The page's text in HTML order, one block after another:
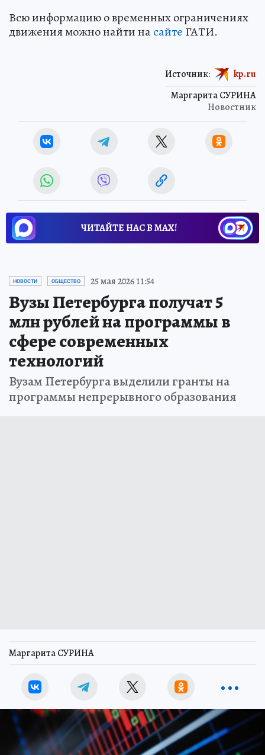
Всю информацию о временных ограничениях
движения можно найти насайте ГАТИ.
Маргарита СУРИНА
Новостник
Источник: kp.ru
ЧИТАЙТЕ НАС В МАХ!
НОВОСТИ ОБЩЕСТВО 25 мая 2026 11:54
Вузы Петербурга получат 5
млн рублей на программы в
сфере современных
технологий
Вузам Петербурга выделили гранты на
программы непрерывного образования
Маргарита СУРИНА